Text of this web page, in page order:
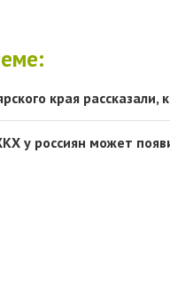
края рассказали,
у россиян может